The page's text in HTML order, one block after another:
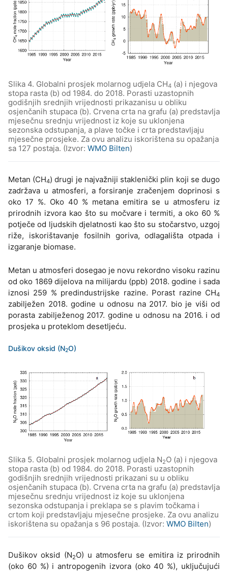
Slika 4. Globalni prosjek molarnog udjela CH4 (a) i njegova
stopa rasta (b) od 1984. do 2018. Porasti uzastopnih
godišnjih srednjih vrijednosti prikazanisu u obliku
osjenčanih stupaca (b). Crvena crta na grafu (a) predstavlja
mjesečnu srednju vrijednost iz koje su uklonjena
sezonska odstupanja, a plave točke i crta predstavljaju
mjesečne prosjeke. Za ovu analizu iskorištena su opažanja
sa 127 postaja. (Izvor: WMO Bilten)
Metan (CH4) drugi je najvažniji staklenički plin koji se dugo
zadržava u atmosferi, a forsiranje zračenjem doprinosi s
oko 17 %. Oko 40 % metana emitira se u atmosferu iz
prirodnih izvora kao što su močvare i termiti, a oko 60 %
potječe od ljudskih djelatnosti kao što su stočarstvo, uzgoj
riže, iskorištavanje fosilnih goriva, odlagališta otpada i
izgaranje biomase.
Metan u atmosferi dosegao je novu rekordno visoku razinu
od oko 1869 dijelova na milijardu (ppb) 2018. godine i sada
iznosi 259 % predindustrijske razine. Porast razine CH4
zabilježen 2018. godine u odnosu na 2017. bio je viši od
porasta zabilježenog 2017. godine u odnosu na 2016. i od
prosjeka u proteklom desetljeću.
Dušikov oksid (N2O)
Slika 5. Globalni prosjek molarnog udjela N2O (a) i njegova
stopa rasta (b) od 1984. do 2018. Porasti uzastopnih
godišnjih srednjih vrijednosti prikazani su u obliku
osjenčanih stupaca (b). Crvena crta na grafu (a) predstavlja
mjesečnu srednju vrijednost iz koje su uklonjena
sezonska odstupanja i preklapa se s plavim točkama i
crtom koji predstavljaju mjesečne prosjeke. Za ovu analizu
iskorištena su opažanja s 96 postaja. (Izvor: WMO Bilten)
Dušikov oksid (N2O) u atmosferu se emitira iz prirodnih
(oko 60 %) i antropogenih izvora (oko 40 %), uključujući